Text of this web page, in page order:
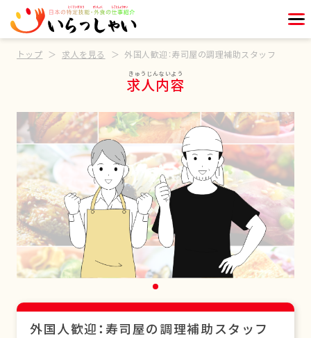
トップ 求人を見る 外国人歓迎：寿司屋の調理補助スタッフ
求人内容
外国人歓迎：寿司屋の調理補助スタッフ